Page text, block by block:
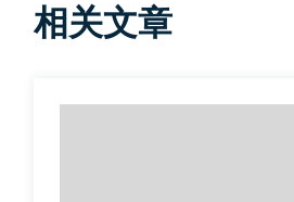
相关文章